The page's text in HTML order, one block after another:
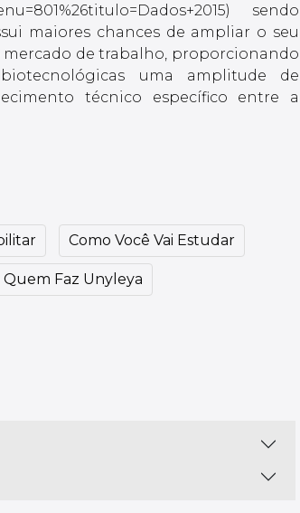
sendo
maiores chances de ampliar o seu
de trabalho, proporcionando
uma amplitude de
técnico específico entre a
Como Você Vai Estudar
Faz Unyleya